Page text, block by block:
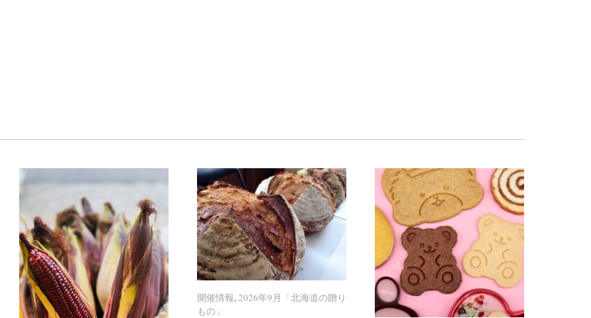
開催情報,2026年9月「北海道の贈り
もの」
開催情報 2026年9月「北海道の贈り
もの」